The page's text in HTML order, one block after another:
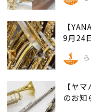
【
9月24
【ヤ
のお知